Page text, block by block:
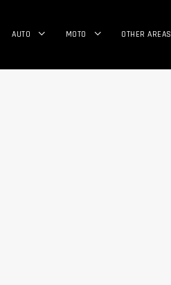
AUTO MOTO OTHER AREAS